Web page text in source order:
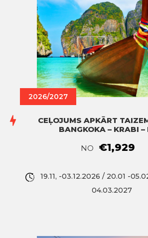
2026/2027
CEĻOJUMS APKĀRT
BANGKOKA – KRABI –
NO
€1,929
19.11, -03.12.2026 / 20.01 -
04.03.2027